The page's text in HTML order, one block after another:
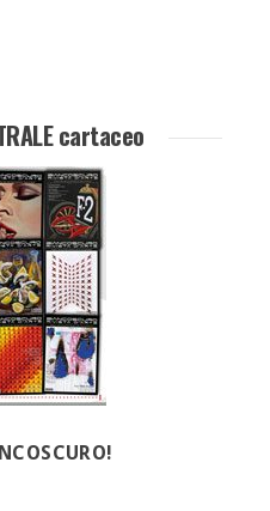
cartaceo